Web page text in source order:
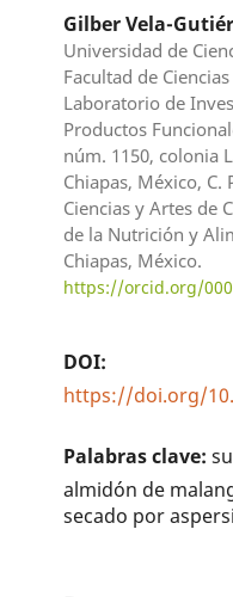
Gilber Vela-
Universidad de
Facultad de
Laboratorio de
Productos
núm. 1150, colonia
Chiapas, México, C.
Ciencias y Artes de
de la Nutrición y
Chiapas, México.
https://orcid.org/
DOI:
https://doi.org/
Palabras clave:
almidón de
secado por